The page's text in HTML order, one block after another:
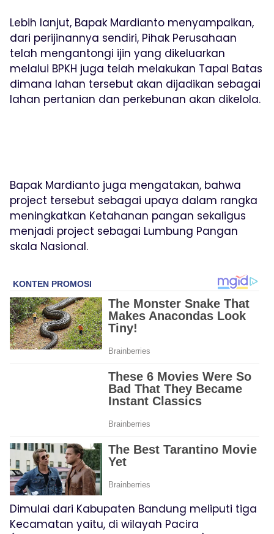
Lebih lanjut, Bapak Mardianto menyampaikan,
dari perijinannya sendiri, Pihak Perusahaan
telah mengantongi ijin yang dikeluarkan
melalui BPKH juga telah melakukan Tapal Batas
dimana lahan tersebut akan dijadikan sebagai
lahan pertanian dan perkebunan akan dikelola.
Bapak Mardianto juga mengatakan, bahwa
project tersebut sebagai upaya dalam rangka
meningkatkan Ketahanan pangan sekaligus
menjadi project sebagai Lumbung Pangan
skala Nasional.
Dimulai dari Kabupaten Bandung meliputi tiga
Kecamatan yaitu, di wilayah Pacira